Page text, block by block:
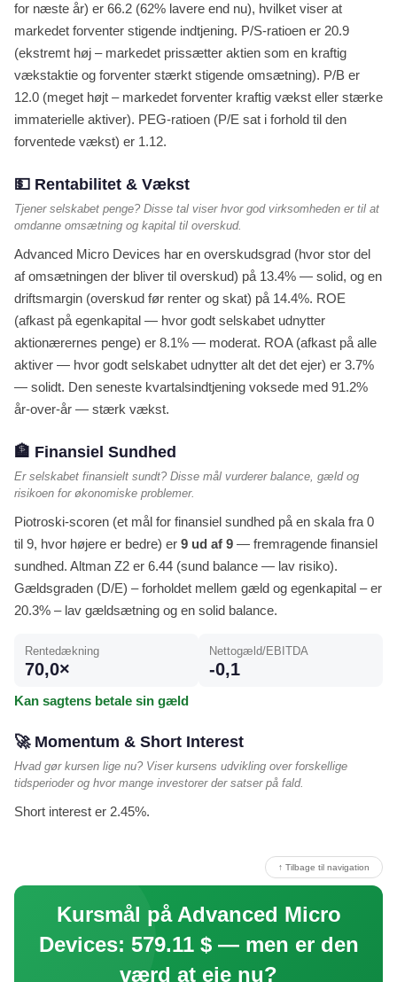
for næste år) er 66.2 (62% lavere end nu), hvilket viser at
markedet forventer stigende indtjening. P/S-ratioen er 20.9
(ekstremt høj – markedet prissætter aktien som en kraftig
vækstaktie og forventer stærkt stigende omsætning). P/B er
12.0 (meget højt – markedet forventer kraftig vækst eller stærke
immaterielle aktiver). PEG-ratioen (P/E sat i forhold til den
forventede vækst) er 1.12.
💵 Rentabilitet & Vækst
Tjener selskabet penge? Disse tal viser hvor god virksomheden er til at
omdanne omsætning og kapital til overskud.
Advanced Micro Devices har en overskudsgrad (hvor stor del
af omsætningen der bliver til overskud) på 13.4% — solid, og en
driftsmargin (overskud før renter og skat) på 14.4%. ROE
(afkast på egenkapital — hvor godt selskabet udnytter
aktionærernes penge) er 8.1% — moderat. ROA (afkast på alle
aktiver — hvor godt selskabet udnytter alt det det ejer) er 3.7%
— solidt. Den seneste kvartalsindtjening voksede med 91.2%
år-over-år — stærk vækst.
🏦 Finansiel Sundhed
Er selskabet finansielt sundt? Disse mål vurderer balance, gæld og
risikoen for økonomiske problemer.
Piotroski-scoren (et mål for finansiel sundhed på en skala fra 0
til 9, hvor højere er bedre) er 9 ud af 9 — fremragende finansiel
sundhed. Altman Z2 er 6.44 (sund balance — lav risiko).
Gældsgraden (D/E) – forholdet mellem gæld og egenkapital – er
20.3% – lav gældsætning og en solid balance.
Rentedækning
70,0×
Nettogæld/EBITDA
-0,1
Kan sagtens betale sin gæld
🚀 Momentum & Short Interest
Hvad gør kursen lige nu? Viser kursens udvikling over forskellige
tidsperioder og hvor mange investorer der satser på fald.
Short interest er 2.45%.
↑ Tilbage til navigation
Kursmål på Advanced Micro
Devices: 579.11 $ — men er den
værd at eje nu?